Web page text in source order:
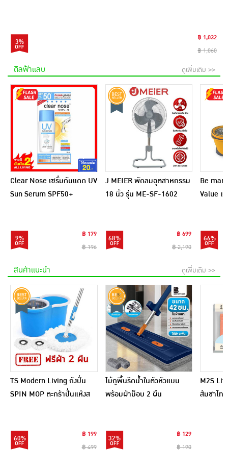
3%
฿ 1,032
฿ 1,060
ดีลฟ้าแลบ ดูเพิ่มเติม >>
Clear Nose เซรั่มกันแดด UV
Sun Serum SPF50+
9%
฿ 179
฿ 196
J MEIER พัดลมอุตสาหกรรม
18 นิ้ว รุ่น ME-SF-1602
68%
฿ 699
฿ 2,190
Be
Value แ
66%
สินค้าแนะนำ ดูเพิ่มเติม >>
TS Modern Living ถังปั่น
SPIN MOP ตะกร้าปั่นแห้งส
60%
฿ 199
฿ 499
ไม้ถูพื้นรีดน้ำในตัวหัวแบน
พร้อมผ้าม็อบ 2 ผืน
32%
฿ 129
฿ 190
M2S
ส้มชาไท